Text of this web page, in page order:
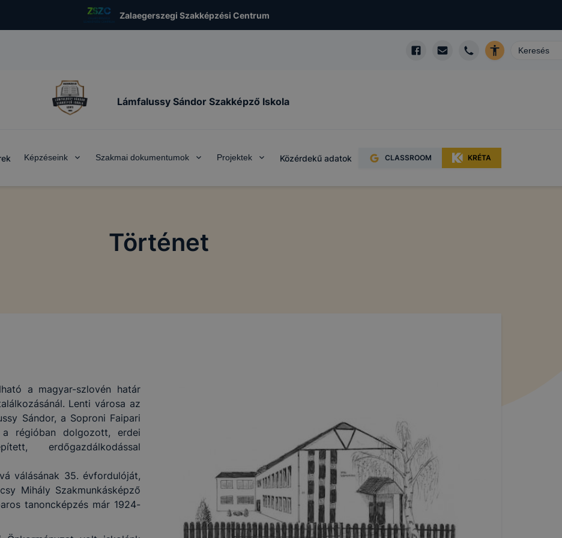
Zalaegerszegi Szakképzési Centrum
Lámfalussy Sándor Szakképző Iskola
Képzéseink Szakmai dokumentumok Projektek Közérdekű adatok CLASSROOM KRÉTA
Történet
a magyar-szlovén határ
Lenti városa az
Sándor, a Soproni Faipari
a régióban dolgozott, erdei
erdőgazdálkodással
válásának 35. évfordulóját,
Mihály Szakmunkásképző
tanoncképzés már 1924-